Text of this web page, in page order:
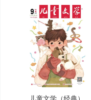
湖南
宁夏
广西
重庆
浙江
西藏
陕西